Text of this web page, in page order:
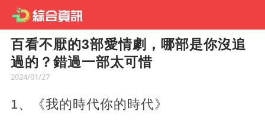
百看不厭的3部愛情劇，哪部是你沒追
過的？錯過一部太可惜
2024/01/27
1、《我的時代你的時代》